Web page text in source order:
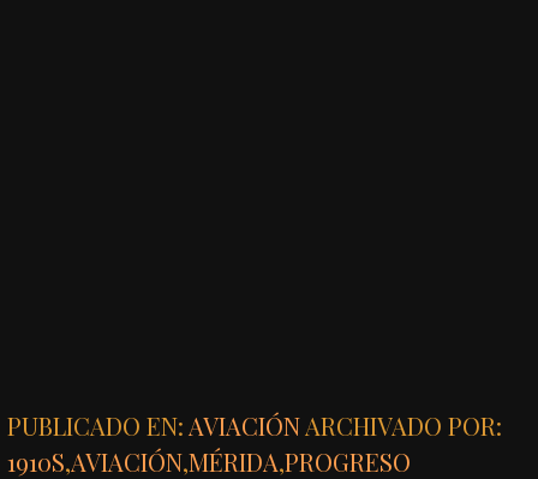
PUBLICADO EN: AVIACIÓNARCHIVADO POR:
1910S,AVIACIÓN,MÉRIDA,PROGRESO